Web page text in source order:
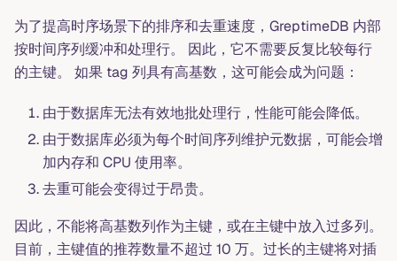
为了提高时序场景下的排序和去重速度，GreptimeDB 内部
按时间序列缓冲和处理行。 因此，它不需要反复比较每行
的主键。 如果 tag 列具有高基数，这可能会成为问题：
由于数据库无法有效地批处理行，性能可能会降低。
由于数据库必须为每个时间序列维护元数据，可能会增
加内存和 CPU 使用率。
去重可能会变得过于昂贵。
因此，不能将高基数列作为主键，或在主键中放入过多列。
目前，主键值的推荐数量不超过 10 万。过长的主键将对插